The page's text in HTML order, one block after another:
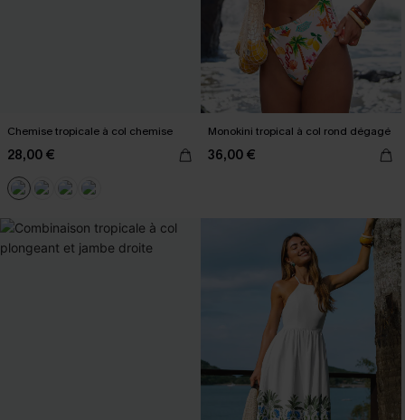
Chemise tropicale à col chemise
28,00 €
Monokini tropical à col rond dégagé
36,00 €